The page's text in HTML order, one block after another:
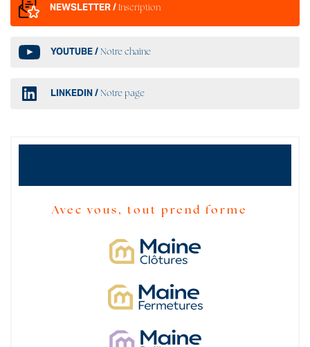
NEWSLETTER / Inscription
YOUTUBE /Notre chaîne
LINKEDIN /Notre page
Avec vous, tout prend forme